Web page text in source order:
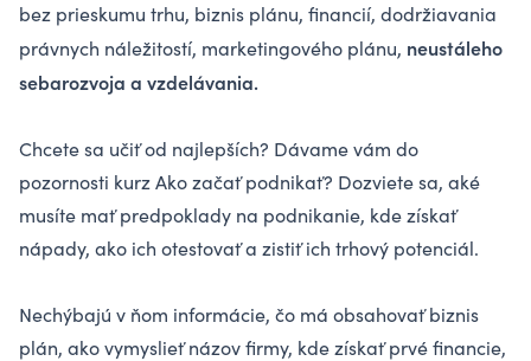
bez prieskumu trhu, biznis plánu, financií, dodržiavania
právnych náležitostí, marketingového plánu, neustáleho
sebarozvoja a vzdelávania.
Chcete sa učiť od najlepších? Dávame vám do
pozornosti kurzAko začať podnikať? Dozviete sa, aké
musíte mať predpoklady na podnikanie, kde získať
nápady, ako ich otestovať a zistiť ich trhový potenciál.
Nechýbajú v ňom informácie, čo má obsahovať biznis
plán, ako vymyslieť názov firmy, kde získať prvé financie,